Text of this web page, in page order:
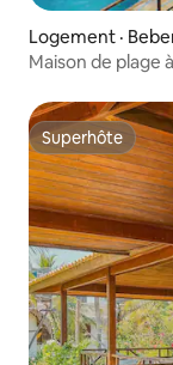
Logement ·
Maison de plage
Superhôte
Superhôte